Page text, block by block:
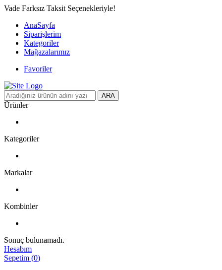
Vade Farksız Taksit Seçenekleriyle!
AnaSayfa
Siparişlerim
Kategoriler
Mağazalarımız
Favoriler
ARA
Ürünler
Kategoriler
Markalar
Kombinler
Sonuç bulunamadı.
Hesabım
Sepetim (0)